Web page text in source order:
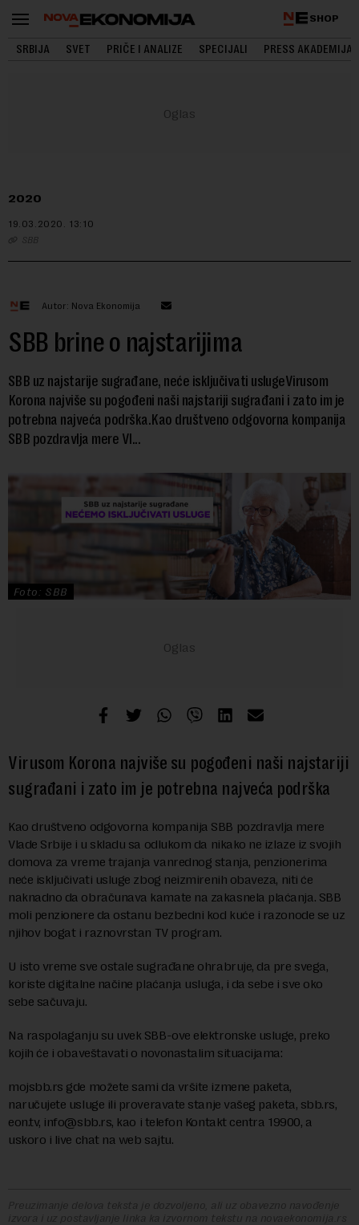
SHOP
SRBIJA SVET PRIČE I ANALIZE SPECIJALI PRESS AKADEMIJA
2020
19.03.2020. 13:10
SBB
Autor: Nova Ekonomija
SBB brine o najstarijima
SBB uz najstarije sugrađane, neće isključivati uslugeVirusom
Korona najviše su pogođeni naši najstariji sugrađani i zato im je
potrebna najveća podrška.Kao društveno odgovorna kompanija
SBB pozdravlja mere Vl...
Foto: SBB
Virusom Korona najviše su pogođeni naši najstariji
sugrađani i zato im je potrebna najveća podrška
Kao društveno odgovorna kompanija SBB pozdravlja mere
Vlade Srbije i u skladu sa odlukom da nikako ne izlaze iz svojih
domova za vreme trajanja vanrednog stanja, penzionerima
neće isključivati usluge zbog neizmirenih obaveza, niti će
naknadno da obračunava kamate na zakasnela plaćanja. SBB
moli penzionere da ostanu bezbedni kod kuće i razonode se uz
njihov bogat i raznovrstan TV program.
U isto vreme sve ostale sugrađane ohrabruje, da pre svega,
koriste digitalne načine plaćanja usluga, i da sebe i sve oko
sebe sačuvaju.
Na raspolaganju su uvek SBB-ove elektronske usluge, preko
kojih će i obaveštavati o novonastalim situacijama:
mojsbb.rs gde možete sami da vršite izmene paketa,
naručujete usluge ili proveravate stanje vašeg paketa, sbb.rs,
eon.tv, info@sbb.rs, kao i telefon Kontakt centra 19900, a
uskoro i live chat na web sajtu.
Preuzimanje delova teksta je dozvoljeno, ali uz obavezno navođenje
izvora i uz postavljanje linka ka izvornom tekstu na novaekonomija.rs